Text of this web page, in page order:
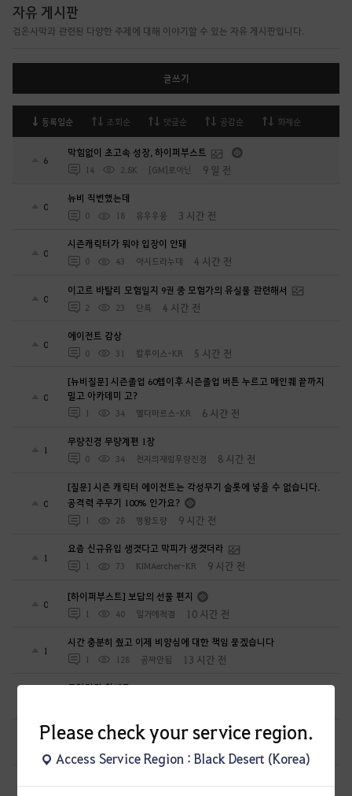
Please check your service region.
Access Service Region : Black Desert (Korea)
자유 게시판
검은사막과 관련된 다양한 주제에 대해 이야기할 수 있는 자유 게시판입니다.
글쓰기
등록일순 조회순 댓글순 공감순 화제순
6
막힘없이 초고속 성장, 하이퍼부스트
14 2.8K [GM]로아닌 9 일 전
0
뉴비 직변했는데
0 18 유우우웅 3 시간 전
0
시즌캐릭터가 뭐야 입장이 안돼
0 43 아시드라누대 4 시간 전
0
이고르 바탈리 모험일지 9권 중 모험가의 유실물 관련해서
2 23 단륵 4 시간 전
0
에이전트 감상
0 31 칼루이스-KR 5 시간 전
0
[뉴비질문] 시즌졸업 60렙이후 시즌졸업 버튼 누르고 메인퀘 끝까지
밀고 아카데미 고?
1 34 헬다마르스-KR 6 시간 전
1
무량진경 무량계편 1장
0 34 천지의재림무량진경 8 시간 전
0
[질문] 시즌 캐릭터 에이전트는 각성무기 슬롯에 넣을 수 없습니다.
공격력 주무기 100% 인가요?
1 28 명왕도량 9 시간 전
1
요즘 신규유입 생겻다고 막피가 생겻더라
1 73 KIMAercher-KR 9 시간 전
0
[하이퍼부스트] 보답의 선물 편지
1 40 일거에척결 10 시간 전
1
시간 충분히 줬고 이제 비양심에 대한 책임 묻겠습니다
1 128 공짜안됨 13 시간 전
무량진경 창세록
0
무량진경 대지서 제20경의 등장 5
천지의재림무량진경 16 시간 전
1